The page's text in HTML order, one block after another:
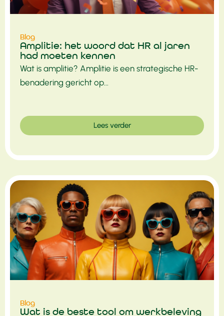
Blog
Amplitie: het woord dat HR al jaren
had moeten kennen
Wat is amplitie? Amplitie is een strategische HR-
benadering gericht op...
Lees verder
Blog
Wat is de beste tool om werkbeleving